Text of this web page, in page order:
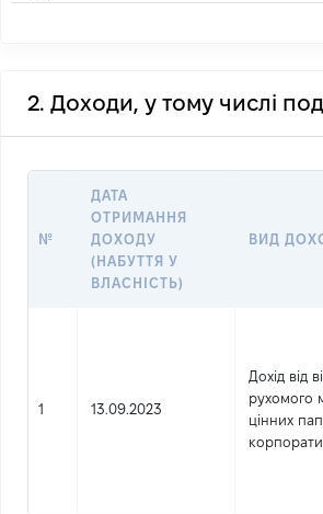
2. Доходи, у тому числі
№
ДАТА
ОТРИМАННЯ
ДОХОДУ
(НАБУТТЯ У
ВЛАСНІСТЬ)
ВИД
1 13.09.2023
Дохід від
рухомого
цінних